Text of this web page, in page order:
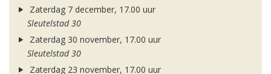
Zaterdag 7 december, 17.00 uur
Sleutelstad 30
Zaterdag 30 november, 17.00 uur
Sleutelstad 30
Zaterdag 23 november, 17.00 uur